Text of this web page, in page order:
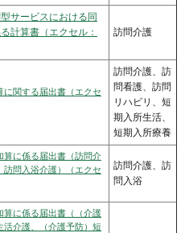
サービスにおける同
計算書（エクセル：
訪問介護
に関する届出書（エクセ
訪問介護、訪
問看護、訪問
リハビリ、短
期入所生活、
短期入所療養
算に係る届出書（訪問介
訪問入浴介護）（エクセ
訪問介護、訪
問入浴
算に係る届出書（（介護
活介護、（介護予防）短